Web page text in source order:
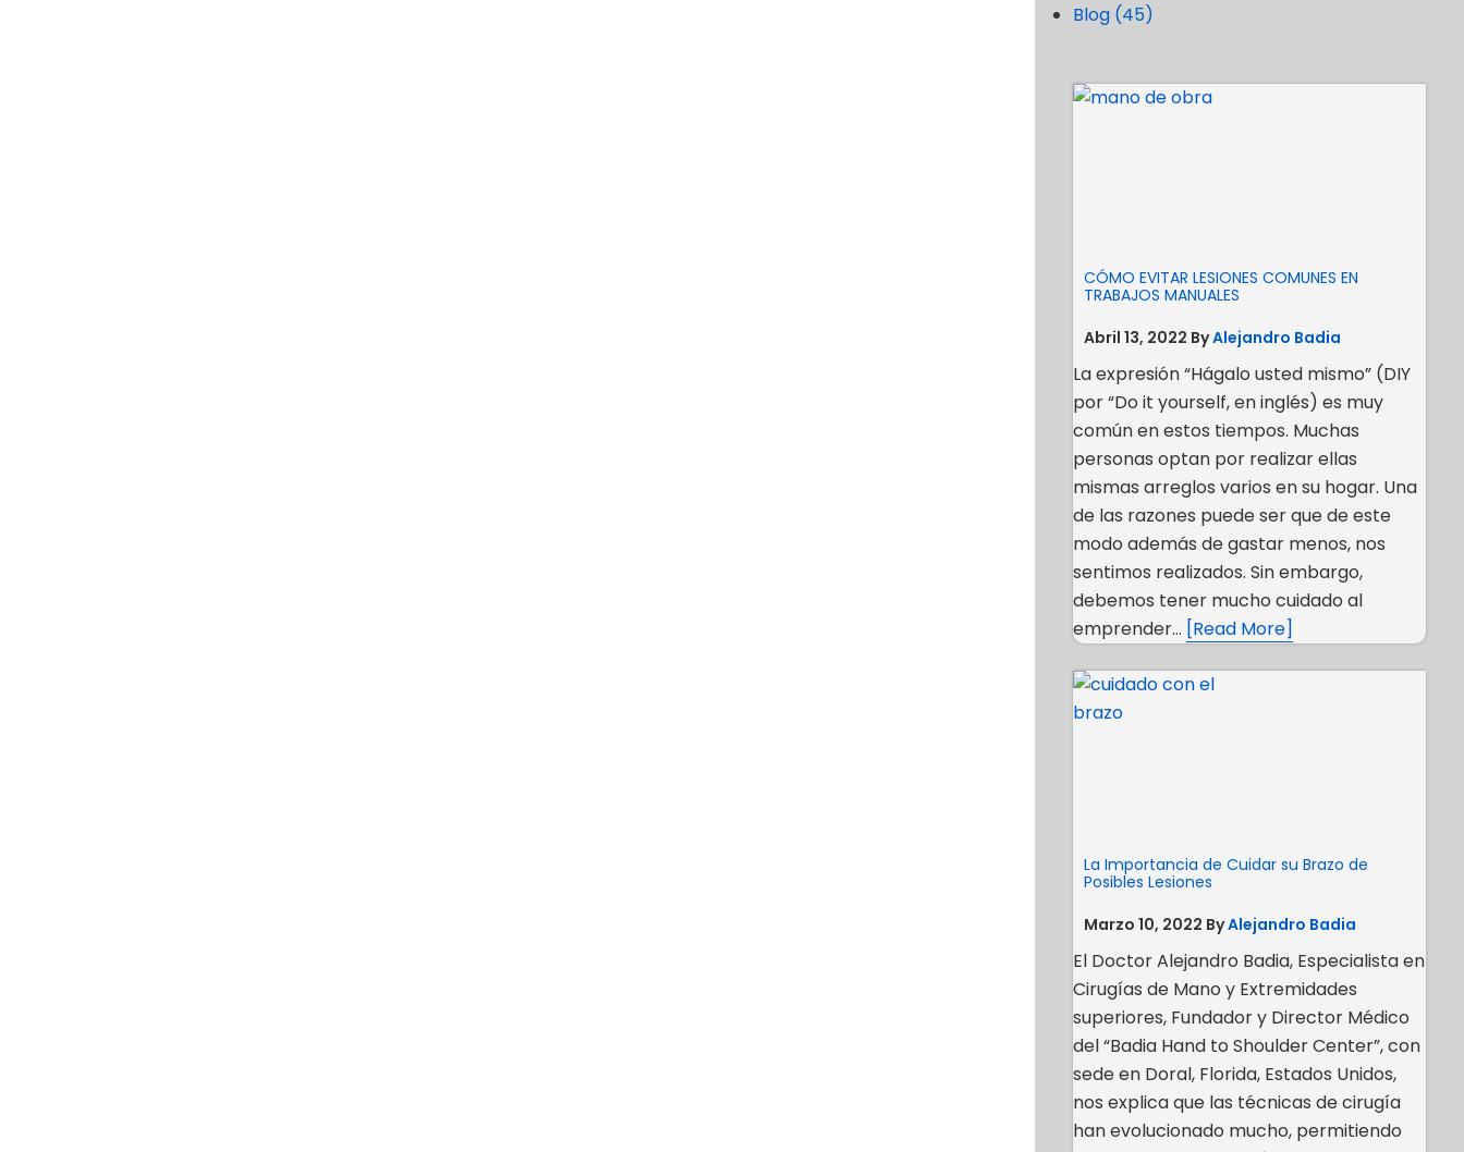
Blog (45)
CÓMO EVITAR LESIONES COMUNES EN
TRABAJOS MANUALES
Abril 13, 2022 ByAlejandro Badia
La expresión “Hágalo usted mismo” (DIY
por “Do it yourself, en inglés) es muy
común en estos tiempos. Muchas
personas optan por realizar ellas
mismas arreglos varios en su hogar. Una
de las razones puede ser que de este
modo además de gastar menos, nos
sentimos realizados. Sin embargo,
debemos tener mucho cuidado al
emprender… [Read More]
La Importancia de Cuidar su Brazo de
Posibles Lesiones
Marzo 10, 2022 ByAlejandro Badia
El Doctor Alejandro Badia, Especialista en
Cirugías de Mano y Extremidades
superiores, Fundador y Director Médico
del “Badia Hand to Shoulder Center”, con
sede en Doral, Florida, Estados Unidos,
nos explica que las técnicas de cirugía
han evolucionado mucho, permitiendo